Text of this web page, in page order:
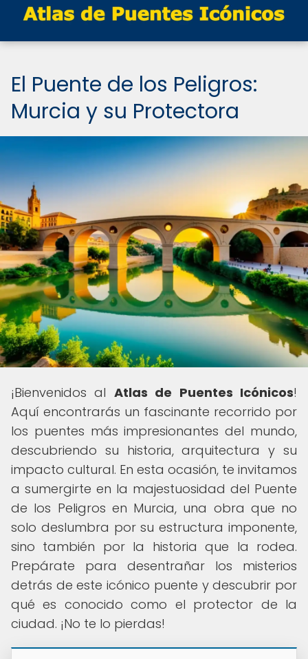
El Puente de los Peligros:
Murcia y su Protectora
¡Bienvenidos al Atlas de Puentes Icónicos!
Aquí encontrarás un fascinante recorrido por
los puentes más impresionantes del mundo,
descubriendo su historia, arquitectura y su
impacto cultural. En esta ocasión, te invitamos
a sumergirte en la majestuosidad del Puente
de los Peligros en Murcia, una obra que no
solo deslumbra por su estructura imponente,
sino también por la historia que la rodea.
Prepárate para desentrañar los misterios
detrás de este icónico puente y descubrir por
qué es conocido como el protector de la
ciudad. ¡No te lo pierdas!